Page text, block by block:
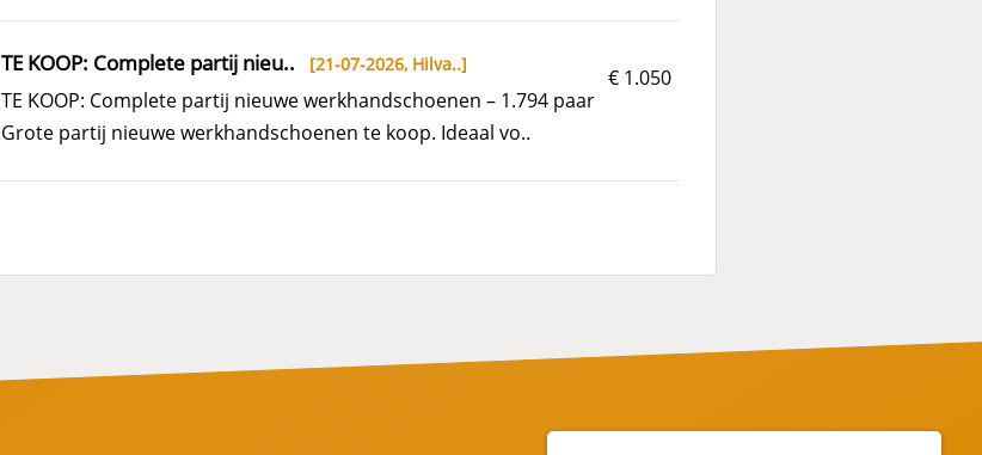
€ 1.050
TE KOOP: Complete partij nieu.. [21-07-2026, Hilva..]
TE KOOP: Complete partij nieuwe werkhandschoenen – 1.794 paar
Grote partij nieuwe werkhandschoenen te koop. Ideaal vo..